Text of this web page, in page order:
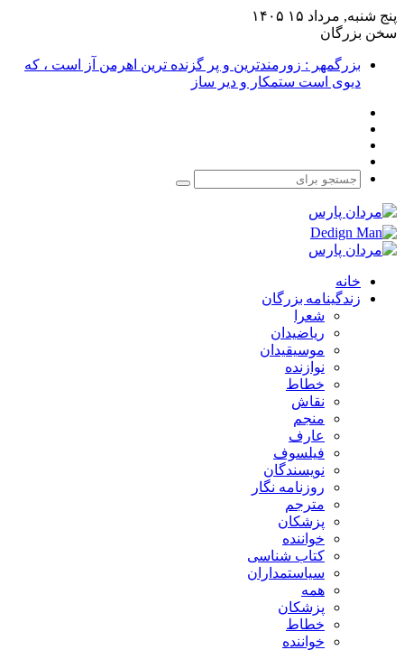
پنج شنبه, مرداد ۱۵ ۱۴۰۵
سخن بزرگان
بزرگمهر : زورمندترین و پر گزنده ترین اهرمن آز است ، که
دیوی است ستمکار و دیر ساز
جستجو
خانه
زندگینامه بزرگان
شعرا
ریاضیدان
موسیقیدان
نوازنده
خطاط
نقاش
منجم
عارف
فیلسوف
نویسندگان
روزنامه نگار
مترجم
پزشکان
خواننده
کتاب شناسی
سیاستمداران
همه
پزشکان
خطاط
خواننده